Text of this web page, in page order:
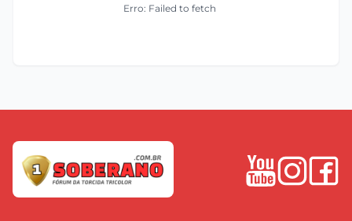
Erro: Failed to fetch